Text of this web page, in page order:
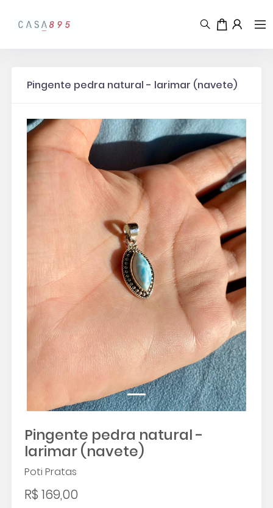
Pingente pedra natural - larimar (navete)
Pingente pedra natural -
larimar (navete)
Poti Pratas
R$ 169,00